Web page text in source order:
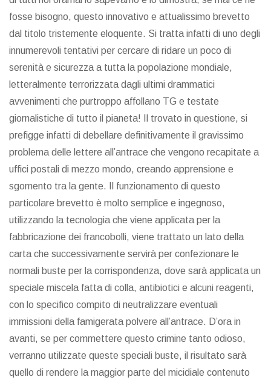
fosse bisogno, questo innovativo e attualissimo brevetto
dal titolo tristemente eloquente. Si tratta infatti di uno degli
innumerevoli tentativi per cercare di ridare un poco di
serenità e sicurezza a tutta la popolazione mondiale,
letteralmente terrorizzata dagli ultimi drammatici
avvenimenti che purtroppo affollano TG e testate
giornalistiche di tutto il pianeta! Il trovato in questione, si
prefigge infatti di debellare definitivamente il gravissimo
problema delle lettere all’antrace che vengono recapitate a
uffici postali di mezzo mondo, creando apprensione e
sgomento tra la gente. Il funzionamento di questo
particolare brevetto è molto semplice e ingegnoso,
utilizzando la tecnologia che viene applicata per la
fabbricazione dei francobolli, viene trattato un lato della
carta che successivamente servirà per confezionare le
normali buste per la corrispondenza, dove sarà applicata un
speciale miscela fatta di colla, antibiotici e alcuni reagenti,
con lo specifico compito di neutralizzare eventuali
immissioni della famigerata polvere all’antrace. D’ora in
avanti, se per commettere questo crimine tanto odioso,
verranno utilizzate queste speciali buste, il risultato sarà
quello di rendere la maggior parte del micidiale contenuto